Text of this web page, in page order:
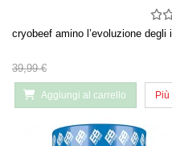
cryobeef amino l’evoluzione
39,99 €
Aggiungi al carrello Più